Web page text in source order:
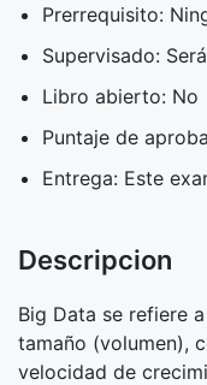
Prerrequisito:
Supervisado:
Libro abierto: No
Puntaje de
Entrega: Este
Descripcion
Big Data se refiere
tamaño (volumen),
velocidad de